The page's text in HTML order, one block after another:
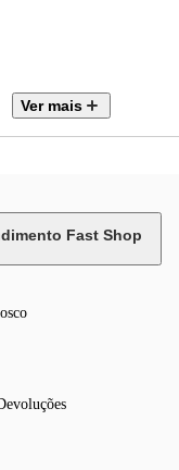
Ver mais
Fast Shop